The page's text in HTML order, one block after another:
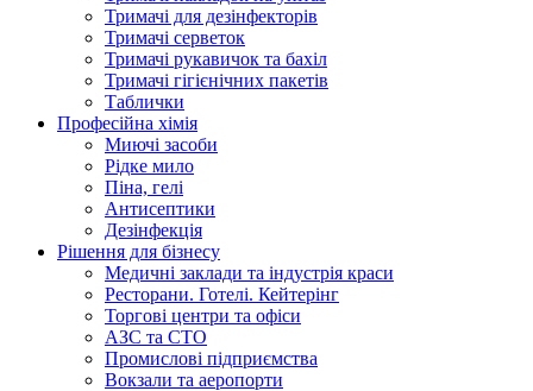
Тримачі для дезінфекторів
Тримачі серветок
Тримачі рукавичок та бахіл
Тримачі гігієнічних пакетів
Таблички
Професійна хімія
Миючі засоби
Рідке мило
Піна, гелі
Антисептики
Дезінфекція
Рішення для бізнесу
Медичні заклади та індустрія краси
Ресторани. Готелі. Кейтерінг
Торгові центри та офіси
АЗС та СТО
Промислові підприємства
Вокзали та аеропорти